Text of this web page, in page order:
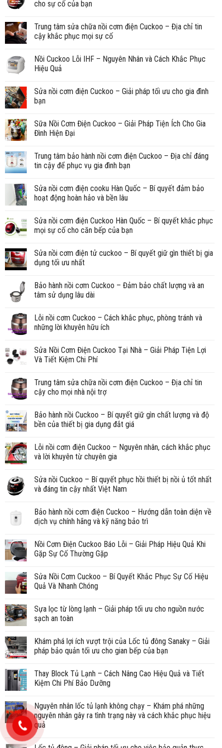
cho sự cố của bạn
Trung tâm sửa chữa nồi cơm điện Cuckoo – Địa chỉ tin
cậy khắc phục mọi sự cố
Nồi Cuckoo Lỗi IHF – Nguyên Nhân và Cách Khắc Phục
Hiệu Quả
Sửa nồi cơm điện Cuckoo – Giải pháp tối ưu cho gia đình
bạn
Sữa Nồi Cơm Điện Cuckoo – Giải Pháp Tiện Ích Cho Gia
Đình Hiện Đại
Trung tâm bảo hành nồi cơm điện Cuckoo – Địa chỉ đáng
tin cậy để phục vụ gia đình bạn
Sửa nồi cơm điện cooku Hàn Quốc – Bí quyết đảm bảo
hoạt động hoàn hảo và bền lâu
Sửa nồi cơm điện Cuckoo Hàn Quốc – Bí quyết khắc phục
mọi sự cố cho căn bếp của bạn
Sửa nồi cơm điện tử cuckoo – Bí quyết giữ gìn thiết bị gia
dụng tối ưu nhất
Bảo hành nồi cơm Cuckoo – Đảm bảo chất lượng và an
tâm sử dụng lâu dài
Lỗi nồi cơm Cuckoo – Cách khắc phục, phòng tránh và
những lời khuyên hữu ích
Sửa Nồi Cơm Điện Cuckoo Tại Nhà – Giải Pháp Tiện Lợi
Và Tiết Kiệm Chi Phí
Trung tâm sửa chữa nồi cơm điện Cuckoo – Địa chỉ tin
cậy cho mọi nhà nội trợ
Bảo hành nồi Cuckoo – Bí quyết giữ gìn chất lượng và độ
bền của thiết bị gia dụng đắt giá
Lỗi nồi cơm điện Cuckoo – Nguyên nhân, cách khắc phục
và lời khuyên từ chuyên gia
Sửa nồi Cuckoo – Bí quyết phục hồi thiết bị nồi ủ tốt nhất
và đáng tin cậy nhất Việt Nam
Bảo hành nồi cơm điện Cuckoo – Hướng dẫn toàn diện về
dịch vụ chính hãng và kỹ năng bảo trì
Nồi Cơm Điện Cuckoo Báo Lỗi – Giải Pháp Hiệu Quả Khi
Gặp Sự Cố Thường Gặp
Sửa Nồi Cơm Cuckoo – Bí Quyết Khắc Phục Sự Cố Hiệu
Quả Và Nhanh Chóng
Sựa lọc từ lòng lạnh – Giải pháp tối ưu cho nguồn nước
sạch an toàn
Khám phá lợi ích vượt trội của Lốc tủ đông Sanaky – Giải
pháp bảo quản tối ưu cho gian bếp của bạn
Thay Block Tủ Lạnh – Cách Nâng Cao Hiệu Quả và Tiết
Kiệm Chi Phí Bảo Dưỡng
Nguyên nhân lốc tủ lạnh không chạy – Khám phá những
nguyên nhân gây ra tình trạng này và cách khắc phục hiệu
quả